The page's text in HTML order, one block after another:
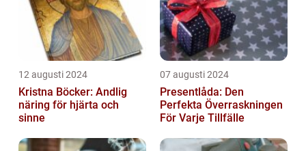
12 augusti 2024
Kristna Böcker: Andlig
näring för hjärta och
sinne
07 augusti 2024
Presentlåda: Den
Perfekta Överraskningen
För Varje Tillfälle